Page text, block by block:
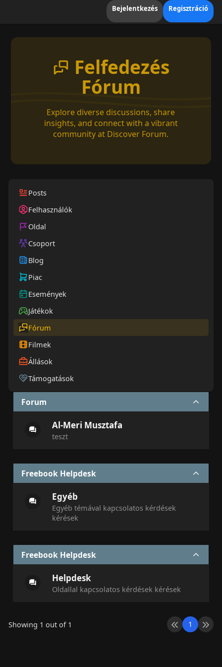
Bejelentkezés Regisztráció
Felfedezés
Fórum
Explore diverse discussions, share
insights, and connect with a vibrant
community at Discover Forum.
Posts
Felhasználók
Oldal
Csoport
Blog
Piac
Események
Játékok
Fórum
Filmek
Állások
Támogatások
Forum
Al-Meri Musztafa
teszt
Freebook Helpdesk
Egyéb
Egyéb témával kapcsolatos kérdések
kérések
Freebook Helpdesk
Helpdesk
Oldallal kapcsolatos kérdések kérések
Showing 1 out of 1 1